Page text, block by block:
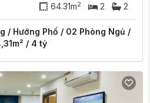
64.31m2 2 2
/ Hướng Phố / 02 Phòng Ngủ /
/ 4 tỷ